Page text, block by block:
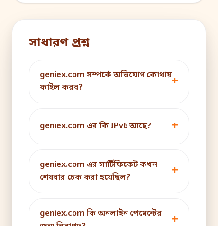
সাধারণ প্রশ্ন
geniex.com সম্পর্কে অভিযোগ কোথায়
ফাইল করব?
geniex.com এর কি IPv6 আছে?
geniex.com এর সার্টিফিকেট কখন
শেষবার চেক করা হয়েছিল?
geniex.com কি অনলাইন পেমেন্টের